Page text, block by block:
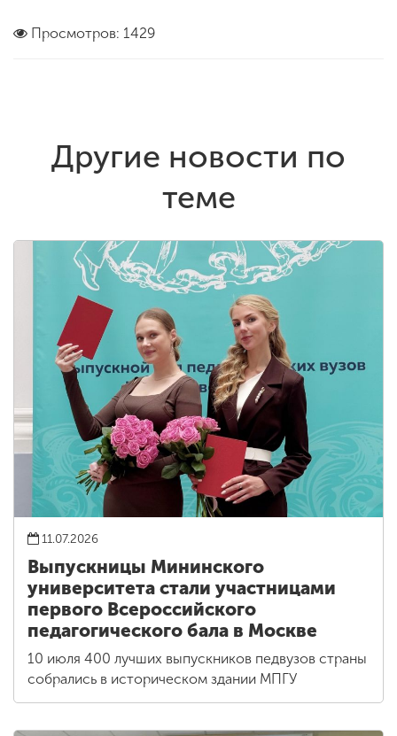
Просмотров: 1429
Другие новости по
теме
11.07.2026
Выпускницы Мининского
университета стали участницами
первого Всероссийского
педагогического бала в Москве
10 июля 400 лучших выпускников педвузов страны
собрались в историческом здании МПГУ